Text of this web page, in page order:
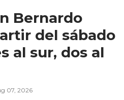
Bernardo
del sábado
al sur, dos al
07, 2026